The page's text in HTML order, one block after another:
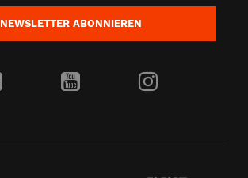
NEWSLETTER ABONNIEREN